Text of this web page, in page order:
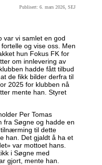
Publisert: 6. mars 2026, SEJ
var vi samlet en god
og vise oss. Men
hun Fokus FK for
om innlevering av
hadde fått tilbud
de fikk bilder derfra til
2025 for klubben nå
mente han. Styret
Per Tomas
fra Søgne og hadde en
til dette
han. Det gjaldt å ha et
var mottoet hans.
i Søgne med
gjort, mente han.